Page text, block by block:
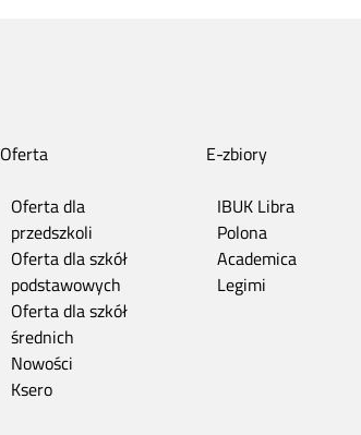
Oferta
Oferta dla
przedszkoli
Oferta dla szkół
podstawowych
Oferta dla szkół
średnich
Nowości
Ksero
E-zbiory
IBUK Libra
Polona
Academica
Legimi